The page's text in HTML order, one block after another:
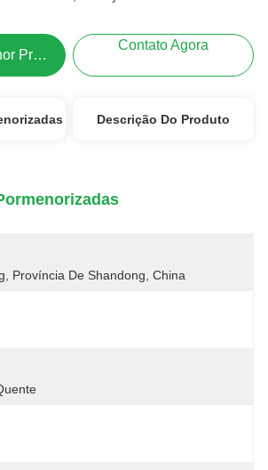
Obtenha O Melhor Preço
Contato Agora
Descrição Do Produto
Província De Shandong, China